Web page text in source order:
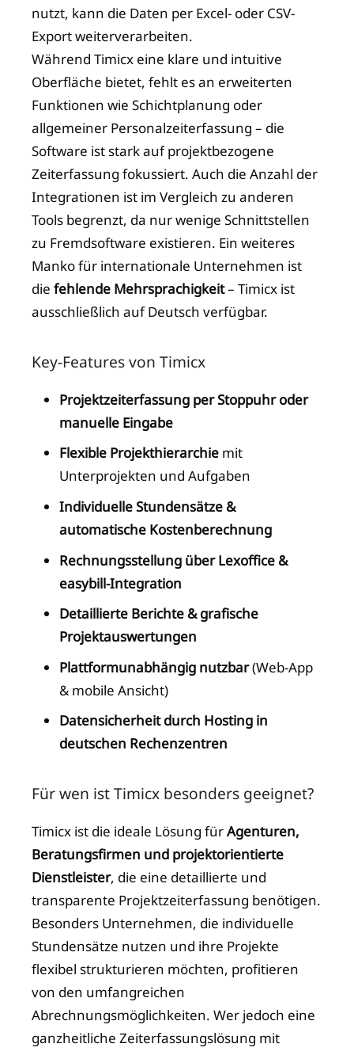
nutzt, kann die Daten per Excel- oder CSV-
Export weiterverarbeiten.
Während Timicx eine klare und intuitive
Oberfläche bietet, fehlt es an erweiterten
Funktionen wie Schichtplanung oder
allgemeiner Personalzeiterfassung – die
Software ist stark auf projektbezogene
Zeiterfassung fokussiert. Auch die Anzahl der
Integrationen ist im Vergleich zu anderen
Tools begrenzt, da nur wenige Schnittstellen
zu Fremdsoftware existieren. Ein weiteres
Manko für internationale Unternehmen ist
die fehlende Mehrsprachigkeit– Timicx ist
ausschließlich auf Deutsch verfügbar.
Key-Features von Timicx
Projektzeiterfassung per Stoppuhr oder
manuelle Eingabe
Flexible Projekthierarchie mit
Unterprojekten und Aufgaben
Individuelle Stundensätze &
automatische Kostenberechnung
Rechnungsstellung über Lexoffice &
easybill-Integration
Detaillierte Berichte & grafische
Projektauswertungen
Plattformunabhängig nutzbar(Web-App
& mobile Ansicht)
Datensicherheit durch Hosting in
deutschen Rechenzentren
Für wen ist Timicx besonders geeignet?
Timicx ist die ideale Lösung fürAgenturen,
Beratungsfirmen und projektorientierte
Dienstleister, die eine detaillierte und
transparente Projektzeiterfassung benötigen.
Besonders Unternehmen, die individuelle
Stundensätze nutzen und ihre Projekte
flexibel strukturieren möchten, profitieren
von den umfangreichen
Abrechnungsmöglichkeiten. Wer jedoch eine
ganzheitliche Zeiterfassungslösung mit